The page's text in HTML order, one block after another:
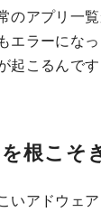
のアプリ一
エラーにな
起こるんです
根こそ
いアドウェ